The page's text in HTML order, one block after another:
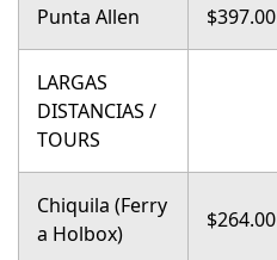
Punta Allen $397.00
LARGAS
DISTANCIAS /
TOURS
Chiquila (Ferry
a Holbox)
$264.00